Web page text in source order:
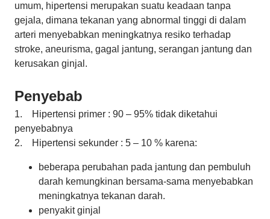
umum, hipertensi merupakan suatu keadaan tanpa
gejala, dimana tekanan yang abnormal tinggi di dalam
arteri menyebabkan meningkatnya resiko terhadap
stroke, aneurisma, gagal jantung, serangan jantung dan
kerusakan ginjal.
Penyebab
1. Hipertensi primer : 90 – 95% tidak diketahui
penyebabnya
2. Hipertensi sekunder : 5 – 10 % karena:
beberapa perubahan pada jantung dan pembuluh
darah kemungkinan bersama-sama menyebabkan
meningkatnya tekanan darah.
penyakit ginjal